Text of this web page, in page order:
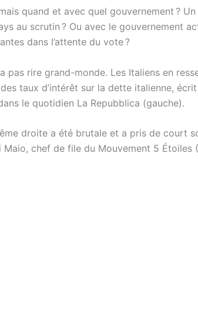
quand et avec quel gouvernement ?
au scrutin ? Ou avec le gouvernement
dans l’attente du vote ?
pas rire grand-monde. Les Italiens en
taux d’intérêt sur la dette italienne, écrit
le quotidien La Repubblica (gauche).
droite a été brutale et a pris de court
chef de file du Mouvement 5 Étoiles